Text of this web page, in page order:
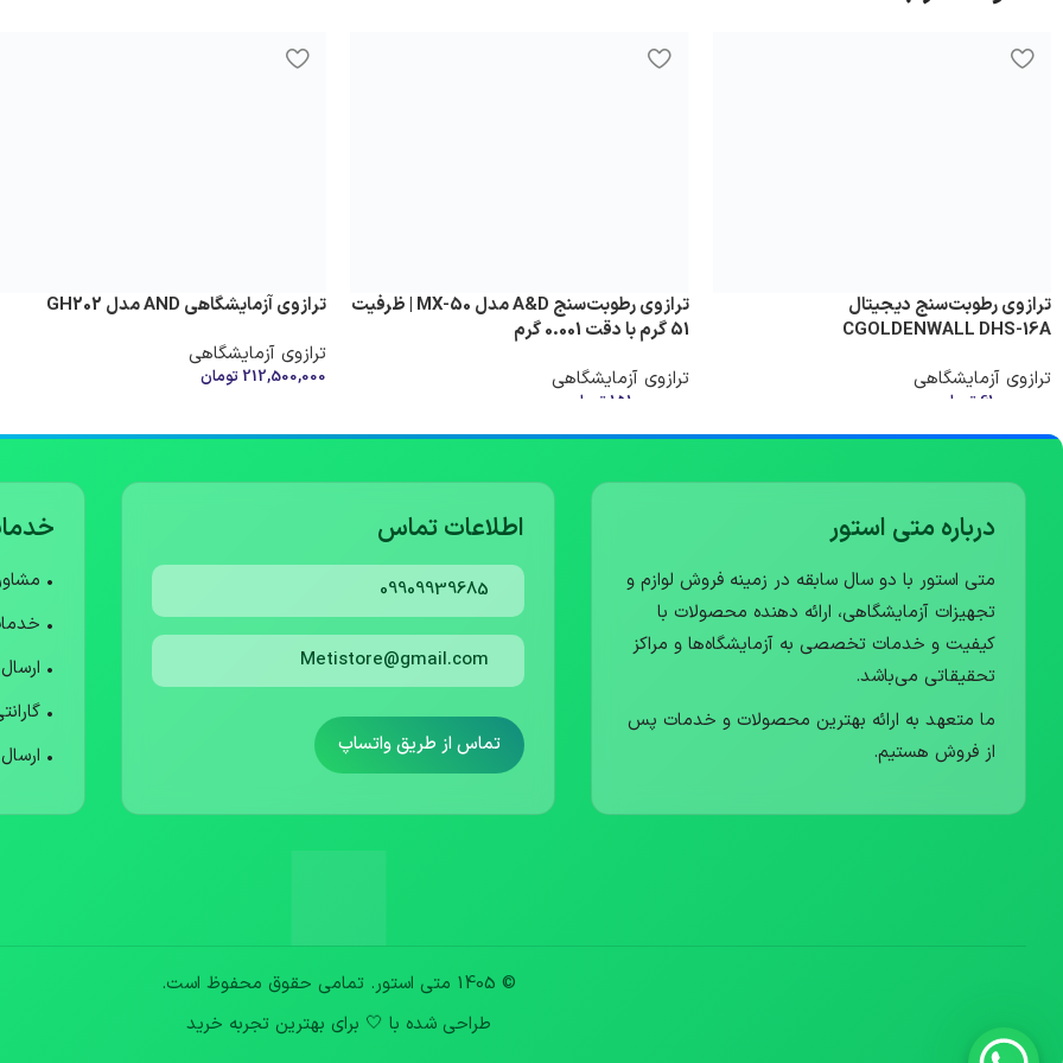
ترازوی رطوبت‌سنج دیجیتال
CGOLDENWALL DHS-16A
ترازوی آزمایشگاهی
61,000,000 تومان
افزودن به سبد خرید
ترازوی رطوبت‌سنج A&D مدل MX-50 | ظرفیت
51 گرم با دقت 0.001 گرم
ترازوی آزمایشگاهی
151,000,000 تومان
افزودن به سبد خرید
ترازوی آزمایشگاهی AND مدل GH202
ترازوی آزمایشگاهی
212,500,000 تومان
درباره متی استور
متی استور با دو سال سابقه در زمینه فروش لوازم و
تجهیزات آزمایشگاهی، ارائه دهنده محصولات با
کیفیت و خدمات تخصصی به آزمایشگاه‌ها و مراکز
تحقیقاتی می‌باشد.
ما متعهد به ارائه بهترین محصولات و خدمات پس
از فروش هستیم.
اطلاعات تماس
09909939685
Metistore@gmail.com
تماس از طریق واتساپ
•
•
•
•
•
© 1405 متی استور. تمامی حقوق محفوظ است.
طراحی شده با 🤍 برای بهترین تجربه خرید